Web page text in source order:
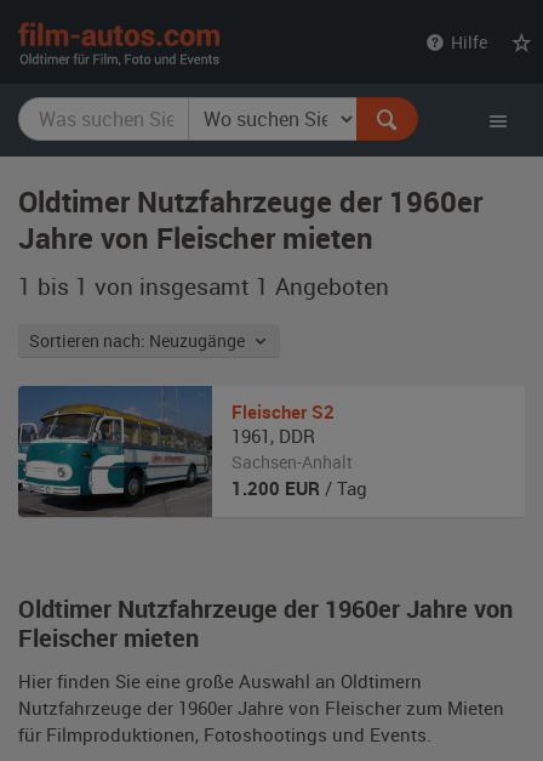
Hilfe
Oldtimer Nutzfahrzeuge der 1960er
Jahre von Fleischer mieten
1 bis 1 von insgesamt 1 Angeboten
Sortieren nach: Neuzugänge
Oldtimer Nutzfahrzeuge der 1960er Jahre von
Fleischer mieten
Hier finden Sie eine große Auswahl an Oldtimern
Nutzfahrzeuge der 1960er Jahre von Fleischer zum Mieten
für Filmproduktionen, Fotoshootings und Events.
Fleischer S2
1961 , DDR
Sachsen-Anhalt
1.200 EUR / Tag